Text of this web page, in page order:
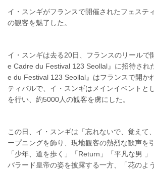
イ・スンギがフランスで開催されたフェステ
の観客を魅了した。
イ・スンギは去る20日、フランスのリールで
e Cadre du Festival 123 Seollal』に招待され
e du Festival 123 Seollal』はフランスで開か
ティバルで、イ・スンギはメインイベントと
を行い、約5000人の観客を虜にした。
この日、イ・スンギは「忘れないで、覚えて
ープニングを飾り、現地観客の熱烈な歓声を
「少年、道を歩く」「Return」「平凡な男
バラード皇帝の姿を披露する一方、「花のよ